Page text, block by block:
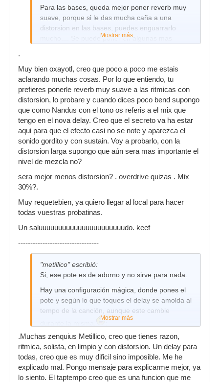
reverb.
Para las bases, queda mejor poner reverb muy
suave, porque si le das mucha caña a una
distorsion en las bases, puedes enguarrarlo
mucho.... Se puede poner en algunas mas
casi a 1, si pones 2, que la 2a vuelta sea casi
imperceptible, con muy poca señal (bend ), y un
tiempo corto o corto-medio ( por ejemplo, unos
200-300 ms ). Igualmente, esto solo serviria para
buscar algun efecto raro tipo eco, o juegos de
toques y repeticion de fondo, y asi.
Para solos, uso dos configuraciones, una corta y
otra larga, la corta es similar a la de Nandus,
pero con el tiempo en 500 ms mas o menos, el
bend a un tercio, mas o menos, depende del
pedal. Con este aparte de hacer muchos solos,
con una acustica... No es lo mismo, vale, PERO,
ayuda a ello.
los que busco producir "eco".... Pongo unas 3-4
repeticiones, bend a un tercio mas o menos,
mas tirando al mas, y el tiempo, segun,
alrededor de los 1000-1100 ms.
Mostrar más
.
Muy bien oxayotl, creo que poco a poco me estais
aclarando muchas cosas. Por lo que entiendo, tu
prefieres ponerle reverb muy suave a las ritmicas con
distorsion, lo probare y cuando dices poco bend supongo
que como Nandus con el tono os referis a el mix que
tengo en el nova delay. Creo que el secreto va ha estar
aqui para que el efecto casi no se note y aparezca el
sonido gordito y con sustain. Voy a probarlo, con la
distorsion larga supongo que aún sera mas importante el
nivel de mezcla no?
sera mejor menos distorsion? . overdrive quizas . Mix
30%?.
Muy requetebien, ya quiero llegar al local para hacer
todas vuestras probatinas.
Un saluuuuuuuuuuuuuuuuuuuuuudo. keef
---------------------------------
"metillico" escribió:
Si, ese pote es de adorno y no sirve para nada.
Hay una configuración mágica, donde pones el
pote y según lo que toques el delay se amolda al
tempo de la canción, aunque este cambie
Venga, ahora en serio.
Si te cuesta mucho encontrar el tiempo de
retardo adecuado en cada tema, la solución
buena sería la jodida. Es decir, seguir trasteando
Mostrar más
.Muchas zenquius Metillico, creo que tienes razon,
ritmica, solista, en limpio y con distorsion. Un delay para
todas, creo que es muy dificil sino imposible. Me he
explicado mal. Pongo mensaje para explicarme mejor, ya
lo siento. El taptempo creo que es una funcion que me